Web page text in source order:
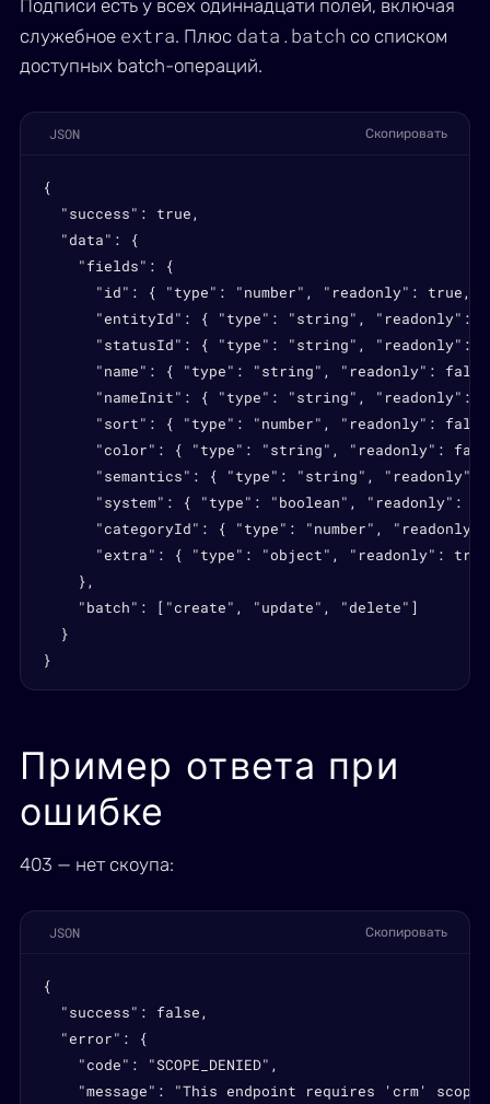
Подписи есть у всех одиннадцати полей, включая
служебное extra. Плюс data.batch со списком
доступных batch-операций.
JSON Скопировать
{
  "success": true,
  "data": {
    "fields": {
"id": { "type": "number", "readonly": true,
"entityId": { "type": "string", "readonly":
"statusId": { "type": "string", "readonly":
"name": { "type": "string", "readonly":
"nameInit": { "type": "string", "readonly":
"sort": { "type": "number", "readonly":
"color": { "type": "string", "readonly":
"semantics": { "type": "string",
"system": { "type": "boolean", "readonly":
"categoryId": { "type": "number",
"extra": { "type": "object", "readonly":
    },
    "batch": ["create", "update", "delete"]
  }
}
Пример ответа при
ошибке
403 — нет скоупа:
JSON Скопировать
{
  "success": false,
  "error": {
    "code": "SCOPE_DENIED",
    "message": "This endpoint requires 'crm' scope"